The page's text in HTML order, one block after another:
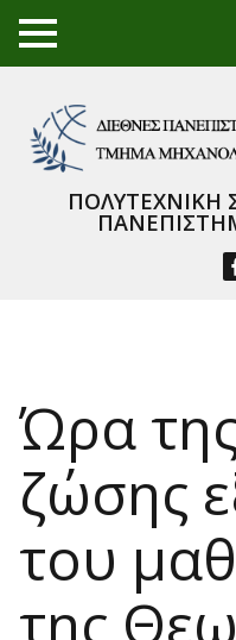
TO
GGL
NU
ΠΟΛΥΤΕΧΝΙΚΗ
Ώρα
ζώσης
του
της